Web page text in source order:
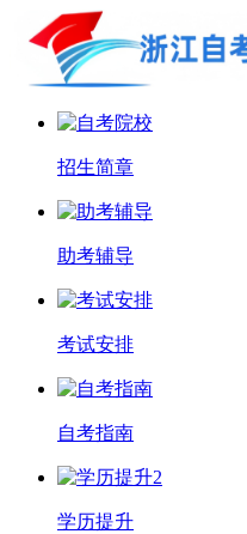
招生简章
助考辅导
考试安排
自考指南
学历提升